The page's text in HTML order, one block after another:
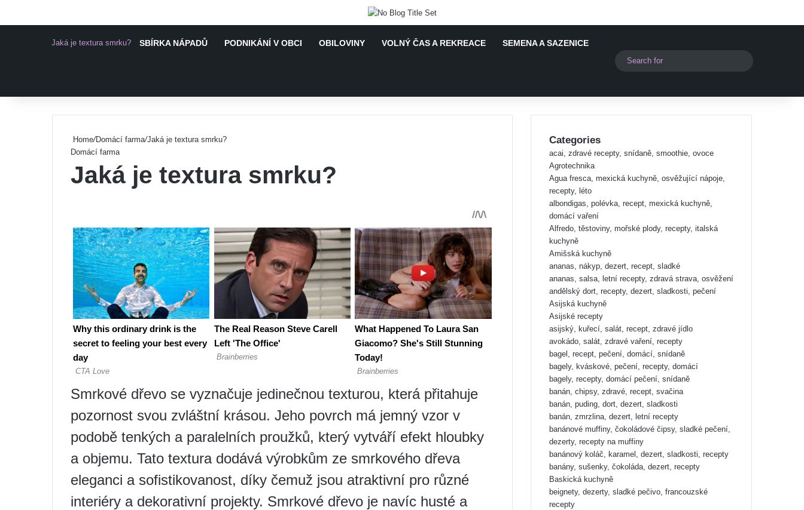
Jaká je textura smrku? SBÍRKA NÁPADŮ PODNIKÁNÍ V OBCI OBILOVINY VOLNÝ ČAS A REKREACE SEMENA A SAZENICE
Switch skin
Home/Domácí farma/Jaká je textura smrku?
Domácí farma
Jaká je textura smrku?
Smrkové dřevo se vyznačuje jedinečnou texturou, která přitahuje
pozornost svou zvláštní krásou. Jeho povrch má jemný vzor v
podobě tenkých a paralelních proužků, který vytváří efekt hloubky
a objemu. Tato textura dodává výrobkům ze smrkového dřeva
eleganci a sofistikovanost, díky čemuž jsou atraktivní pro různé
interiéry a dekorativní projekty. Smrkové dřevo je navíc husté a
Categories
acai, zdravé recepty, snídaně, smoothie, ovoce
Agrotechnika
Agua fresca, mexická kuchyně, osvěžující nápoje,
recepty, léto
albondigas, polévka, recept, mexická kuchyně,
domácí vaření
Alfredo, těstoviny, mořské plody, recepty, italská
kuchyně
Amišská kuchyně
ananas, nákyp, dezert, recept, sladké
ananas, salsa, letní recepty, zdravá strava, osvěžení
andělský dort, recepty, dezert, sladkosti, pečení
Asijská kuchyně
Asijské recepty
asijský, kuřecí, salát, recept, zdravé jídlo
avokádo, salát, zdravé vaření, recepty
bagel, recept, pečení, domácí, snídaně
bagely, kváskové, pečení, recepty, domácí
bagely, recepty, domácí pečení, snídaně
banán, chipsy, zdravé, recept, svačina
banán, puding, dort, dezert, sladkosti
banán, zmrzlina, dezert, letní recepty
banánové muffiny, čokoládové čipsy, sladké pečení,
dezerty, recepty na muffiny
banánový koláč, karamel, dezert, sladkosti, recepty
banány, sušenky, čokoláda, dezert, recepty
Baskická kuchyně
beignety, dezerty, sladké pečivo, francouzské
recepty